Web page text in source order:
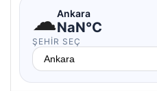
☁Ankara
NaN°C
ŞEHIR SEÇ